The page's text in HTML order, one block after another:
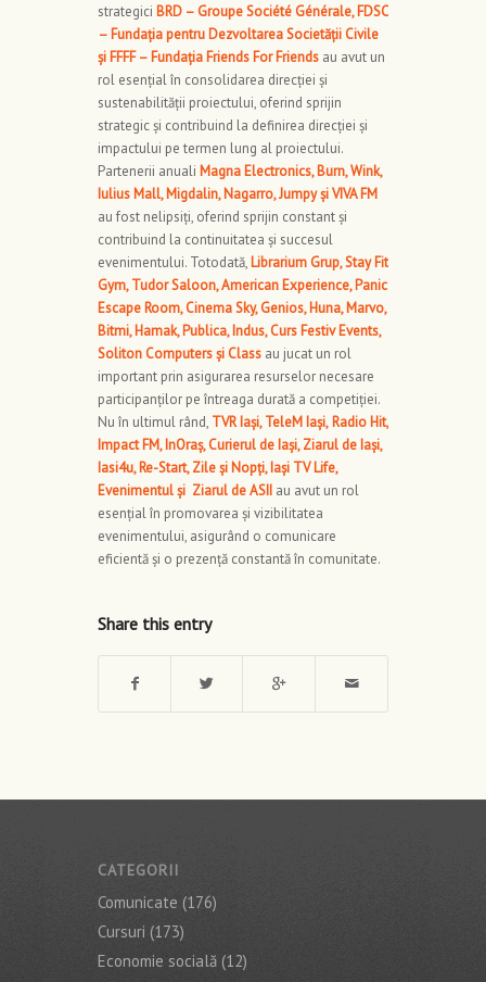
strategici BRD – Groupe Société Générale, FDSC
– Fundația pentru Dezvoltarea Societății Civile
și FFFF – Fundația Friends For Friends au avut un
rol esențial în consolidarea direcției și
sustenabilității proiectului, oferind sprijin
strategic și contribuind la definirea direcției și
impactului pe termen lung al proiectului.
Partenerii anuali Magna Electronics, Burn, Wink,
Iulius Mall, Migdalin, Nagarro, Jumpy și VIVA FM
au fost nelipsiți, oferind sprijin constant și
contribuind la continuitatea și succesul
evenimentului. Totodată, Librarium Grup, Stay Fit
Gym, Tudor Saloon, American Experience, Panic
Escape Room, Cinema Sky, Genios, Huna, Marvo,
Bitmi, Hamak, Publica, Indus, Curs Festiv Events,
Soliton Computers și Class au jucat un rol
important prin asigurarea resurselor necesare
participanților pe întreaga durată a competiției.
Nu în ultimul rând, TVR Iași, TeleM Iași, Radio Hit,
Impact FM, InOraș, Curierul de Iași, Ziarul de Iași,
Iasi4u, Re-Start, Zile și Nopți, Iași TV Life,
Evenimentul și Ziarul de ASII au avut un rol
esențial în promovarea și vizibilitatea
evenimentului, asigurând o comunicare
eficientă și o prezență constantă în comunitate.
Share this entry
CATEGORII
Comunicate (176)
Cursuri (173)
Economie socială (12)